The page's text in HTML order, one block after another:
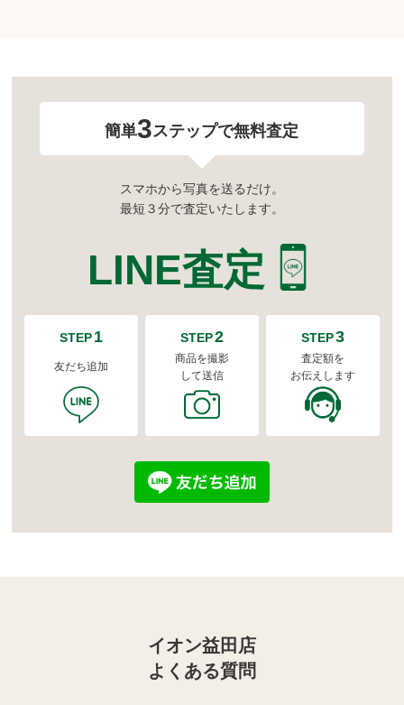
簡単3ステップで無料査定
スマホから写真を送るだけ。
最短３分で査定いたします。
LINE査定
STEP1
友だち追加
STEP2
商品を撮影
して送信
STEP3
査定額を
お伝えします
イオン益田店
よくある質問